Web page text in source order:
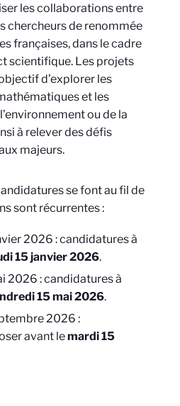
les collaborations entre
chercheurs de renommée
françaises, dans le cadre
scientifique. Les projets
d’explorer les
et les
ou de la
à relever des défis
majeurs.
se font au fil de
sont récurrentes :
2026 : candidatures à
15 janvier 2026.
2026 : candidatures à
15 mai 2026.
2026 :
avant lemardi 15